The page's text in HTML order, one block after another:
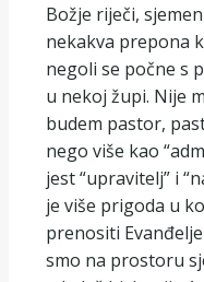
Božje riječi,
nekakva prepona
negoli se počne s
u nekoj župi. Nije
budem pastor,
nego više kao
jest “upravitelj” i
je više prigoda u
prenositi
smo na prostoru